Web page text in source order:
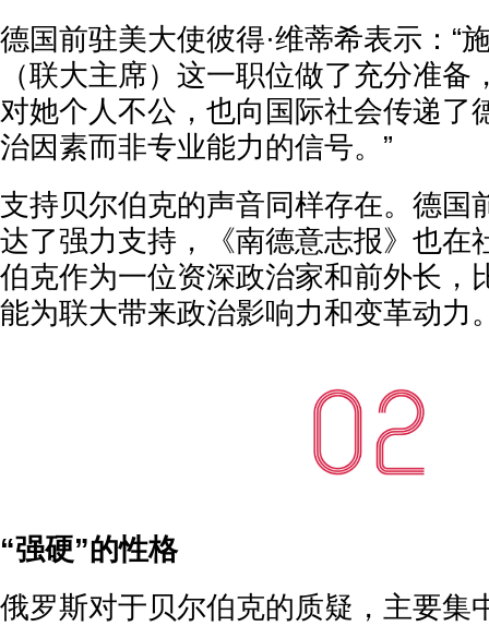
德国前驻美大使彼得·维蒂希表示：“
（联大主席）这一职位做了充分准
对她个人不公，也向国际社会传递了
治因素而非专业能力的信号。”
支持贝尔伯克的声音同样存在。德国
达了强力支持，《南德意志报》也在
伯克作为一位资深政治家和前外长，
能为联大带来政治影响力和变革动力
“强硬”的性格
俄罗斯对于贝尔伯克的质疑，主要集